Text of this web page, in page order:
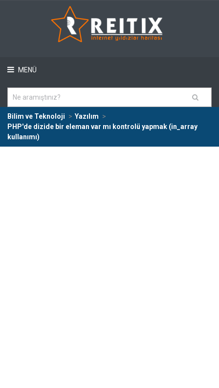
MENÜ
Bilim ve Teknoloji
Yazılım
PHP'de dizide bir eleman var mı kontrolü yapmak (in_array
kullanımı)